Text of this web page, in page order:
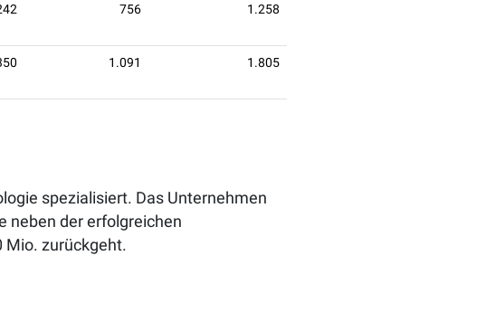
756 1.258
1.091 1.805
spezialisiert. Das Unternehmen
neben der erfolgreichen
Mio. zurückgeht.